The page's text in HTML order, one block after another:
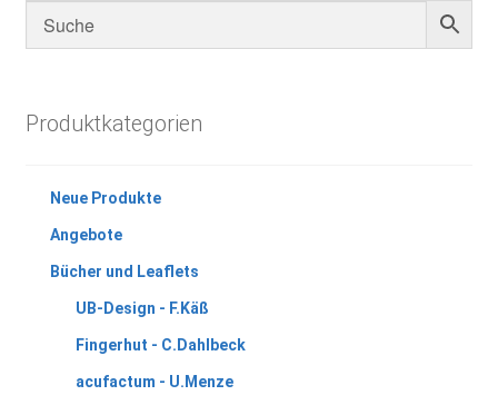
Produktkategorien
Neue Produkte
Angebote
Bücher und Leaflets
UB-Design - F.Käß
Fingerhut - C.Dahlbeck
acufactum - U.Menze